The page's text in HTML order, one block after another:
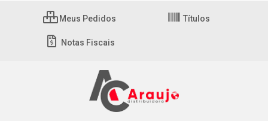
Meus Pedidos Títulos
Notas Fiscais